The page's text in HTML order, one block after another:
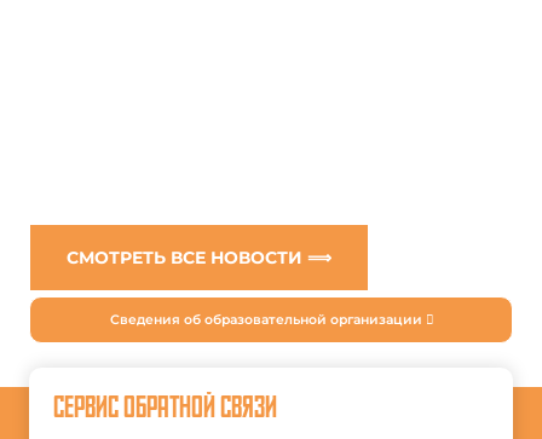
СМОТРЕТЬ ВСЕ НОВОСТИ ⟹
Сведения об образовательной организации
СЕРВИС ОБРАТНОЙ СВЯЗИ